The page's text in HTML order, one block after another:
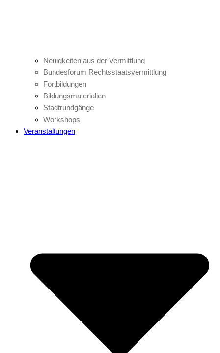
Neuigkeiten aus der Vermittlung
Bundesforum Rechtsstaatsvermittlung
Fortbildungen
Bildungsmaterialien
Stadtrundgänge
Workshops
Veranstaltungen